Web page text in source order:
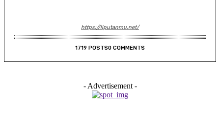
https://liputanmu.net/
1719 POSTS0 COMMENTS
- Advertisement -